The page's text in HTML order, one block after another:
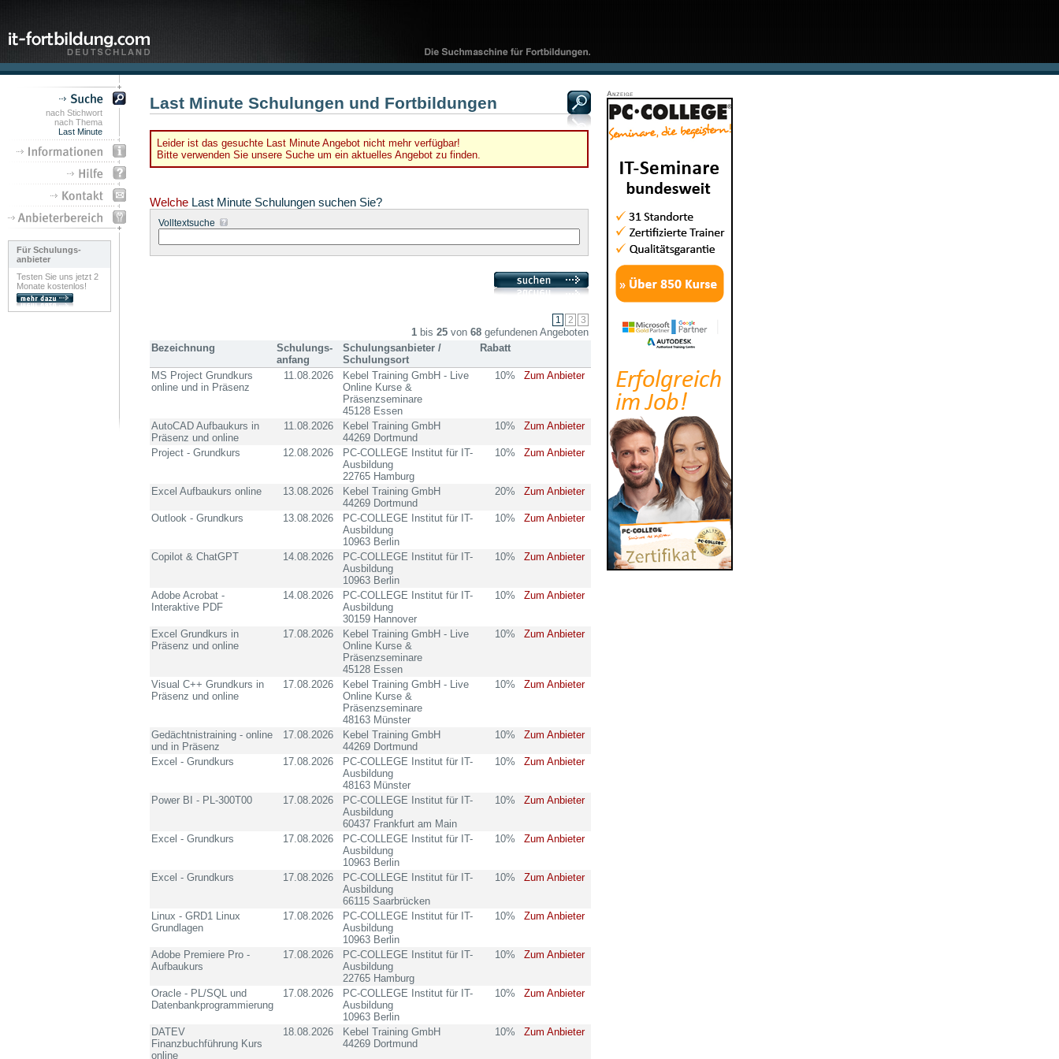
nach Stichwort
nach Thema
Last Minute
Für Schulungs-
anbieter
Testen Sie uns jetzt 2
Monate kostenlos!
Last Minute Schulungen und Fortbildungen
Leider ist das gesuchte Last Minute Angebot nicht mehr verfügbar!
Bitte verwenden Sie unsere Suche um ein aktuelles Angebot zu finden.
Welche Last Minute Schulungen suchen Sie?
Volltextsuche
1 bis 25 von 68 gefundenen Angeboten
Bezeichnung
Schulungs-
anfang
Schulungsanbieter /
Schulungsort
Rabatt
MS Project Grundkurs
online und in Präsenz
11.08.2026
Kebel Training GmbH - Live
Online Kurse &
Präsenzseminare
45128 Essen
10% Zum Anbieter
AutoCAD Aufbaukurs in
Präsenz und online
11.08.2026
Kebel Training GmbH
44269 Dortmund
10% Zum Anbieter
Project - Grundkurs 12.08.2026
PC-COLLEGE Institut für IT-
Ausbildung
22765 Hamburg
10% Zum Anbieter
Excel Aufbaukurs online 13.08.2026
Kebel Training GmbH
44269 Dortmund
20% Zum Anbieter
Outlook - Grundkurs 13.08.2026
PC-COLLEGE Institut für IT-
Ausbildung
10963 Berlin
10% Zum Anbieter
Copilot & ChatGPT 14.08.2026
PC-COLLEGE Institut für IT-
Ausbildung
10963 Berlin
10% Zum Anbieter
Adobe Acrobat -
Interaktive PDF
14.08.2026
PC-COLLEGE Institut für IT-
Ausbildung
30159 Hannover
10% Zum Anbieter
Excel Grundkurs in
Präsenz und online
17.08.2026
Kebel Training GmbH - Live
Online Kurse &
Präsenzseminare
45128 Essen
10% Zum Anbieter
Visual C++ Grundkurs in
Präsenz und online
17.08.2026
Kebel Training GmbH - Live
Online Kurse &
Präsenzseminare
48163 Münster
10% Zum Anbieter
Gedächtnistraining - online
und in Präsenz
17.08.2026
Kebel Training GmbH
44269 Dortmund
10% Zum Anbieter
Excel - Grundkurs 17.08.2026
PC-COLLEGE Institut für IT-
Ausbildung
48163 Münster
10% Zum Anbieter
Power BI - PL-300T00 17.08.2026
PC-COLLEGE Institut für IT-
Ausbildung
60437 Frankfurt am Main
10% Zum Anbieter
Excel - Grundkurs 17.08.2026
PC-COLLEGE Institut für IT-
Ausbildung
10963 Berlin
10% Zum Anbieter
Excel - Grundkurs 17.08.2026
PC-COLLEGE Institut für IT-
Ausbildung
66115 Saarbrücken
10% Zum Anbieter
Linux - GRD1 Linux
Grundlagen
17.08.2026
PC-COLLEGE Institut für IT-
Ausbildung
10963 Berlin
10% Zum Anbieter
Adobe Premiere Pro -
Aufbaukurs
17.08.2026
PC-COLLEGE Institut für IT-
Ausbildung
22765 Hamburg
10% Zum Anbieter
Oracle - PL/SQL und
Datenbankprogrammierung
17.08.2026
PC-COLLEGE Institut für IT-
Ausbildung
10963 Berlin
10% Zum Anbieter
DATEV
Finanzbuchführung Kurs
online
18.08.2026
Kebel Training GmbH
44269 Dortmund
10% Zum Anbieter